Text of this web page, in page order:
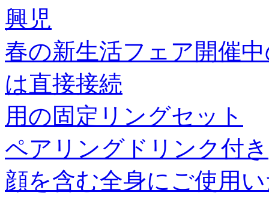
興児
春の新生活フェア開催
は直接接続
用の固定リングセット
ペアリングドリンク付き
顔を含む全身にご使用